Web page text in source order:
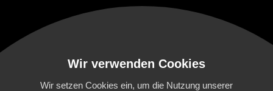
Wir verwenden Cookies
Wir setzen Cookies ein, um die Nutzung unserer